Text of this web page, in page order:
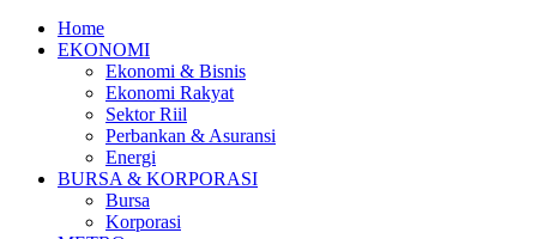
Home
EKONOMI
Ekonomi & Bisnis
Ekonomi Rakyat
Sektor Riil
Perbankan & Asuransi
Energi
BURSA & KORPORASI
Bursa
Korporasi